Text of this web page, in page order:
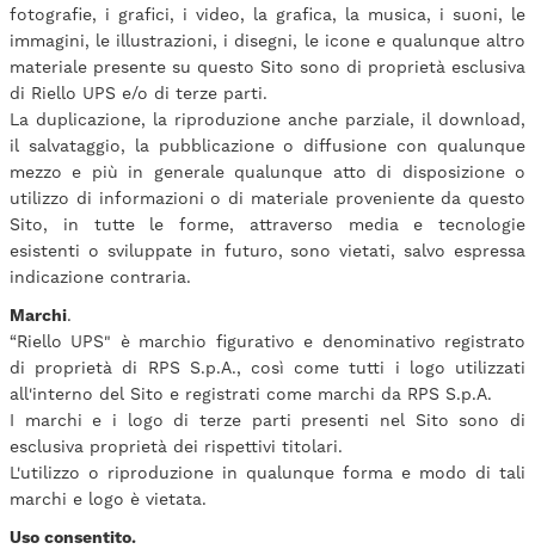
fotografie, i grafici, i video, la grafica, la musica, i suoni, le
immagini, le illustrazioni, i disegni, le icone e qualunque altro
materiale presente su questo Sito sono di proprietà esclusiva
di Riello UPS e/o di terze parti.
La duplicazione, la riproduzione anche parziale, il download,
il salvataggio, la pubblicazione o diffusione con qualunque
mezzo e più in generale qualunque atto di disposizione o
utilizzo di informazioni o di materiale proveniente da questo
Sito, in tutte le forme, attraverso media e tecnologie
esistenti o sviluppate in futuro, sono vietati, salvo espressa
indicazione contraria.
Marchi.
“Riello UPS" è marchio figurativo e denominativo registrato
di proprietà di RPS S.p.A., così come tutti i logo utilizzati
all'interno del Sito e registrati come marchi da RPS S.p.A.
I marchi e i logo di terze parti presenti nel Sito sono di
esclusiva proprietà dei rispettivi titolari.
L'utilizzo o riproduzione in qualunque forma e modo di tali
marchi e logo è vietata.
Uso consentito.